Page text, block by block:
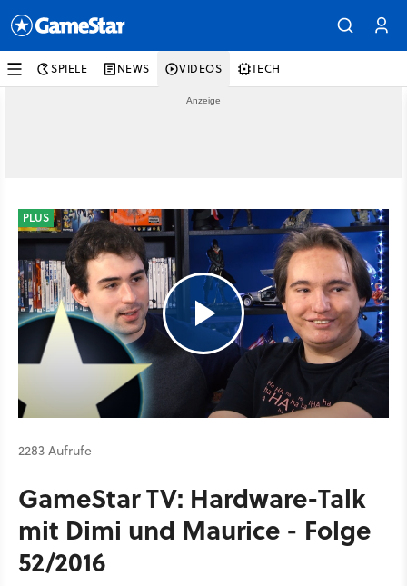
SPIELE NEWS VIDEOS TECH
PLUS
2283 Aufrufe
GameStar TV: Hardware-Talk
mit Dimi und Maurice - Folge
52/2016